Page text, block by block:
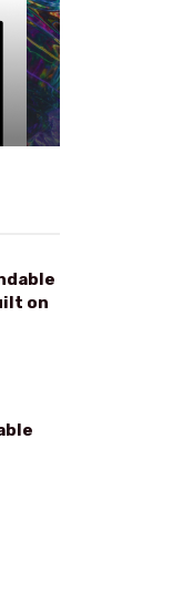
on